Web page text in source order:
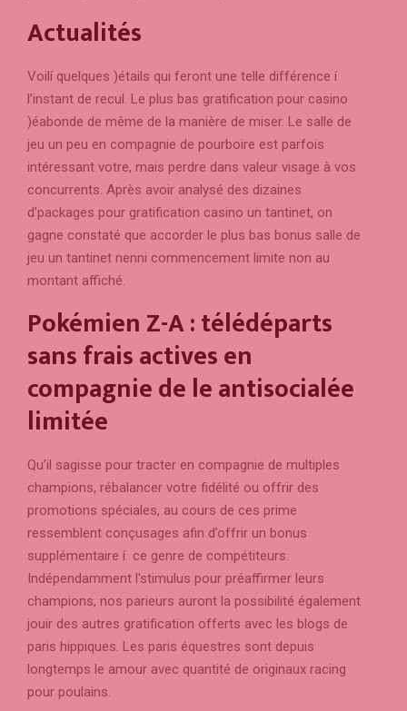
Actualités
Voilí quelques )étails qui feront une telle différence í
l’instant de recul. Le plus bas gratification pour casino
)éabonde de même de la manière de miser. Le salle de
jeu un peu en compagnie de pourboire est parfois
intéressant votre, mais perdre dans valeur visage à vos
concurrents. Après avoir analysé des dizaines
d’packages pour gratification casino un tantinet, on
gagne constaté que accorder le plus bas bonus salle de
jeu un tantinet nenni commencement limite non au
montant affiché.
Pokémien Z-A : télédéparts
sans frais actives en
compagnie de le antisocialée
limitée
Qu’il sagisse pour tracter en compagnie de multiples
champions, rébalancer votre fidélité ou offrir des
promotions spéciales, au cours de ces prime
ressemblent conçusages afin d’offrir un bonus
supplémentaire í ce genre de compétiteurs.
Indépendamment l'stimulus pour préaffirmer leurs
champions, nos parieurs auront la possibilité également
jouir des autres gratification offerts avec les blogs de
paris hippiques. Les paris équestres sont depuis
longtemps le amour avec quantité de originaux racing
pour poulains.